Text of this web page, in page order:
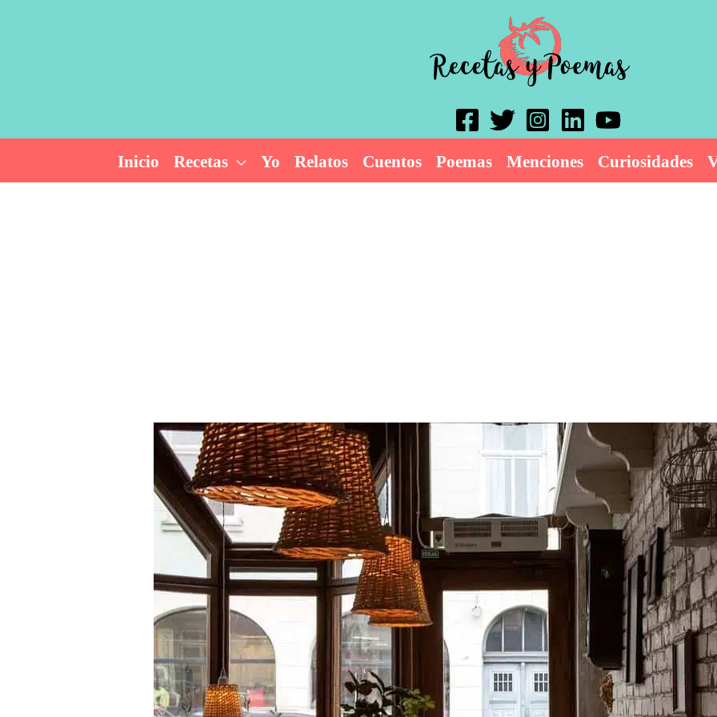
Inicio Recetas Yo Relatos Cuentos Poemas Menciones Curiosidades